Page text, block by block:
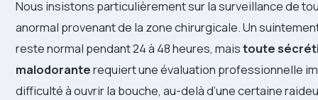
Nous insistons particulièrement sur la surveillance de
anormal provenant de la zone chirurgicale. Un
reste normal pendant 24 à 48 heures, maistoute
malodoranterequiert une évaluation professionnelle
difficulté à ouvrir la bouche, au-delà d’une certaine